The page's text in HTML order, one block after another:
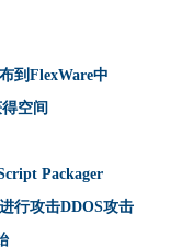
到FlexWare中
空间
Packager
行攻击DDOS攻击